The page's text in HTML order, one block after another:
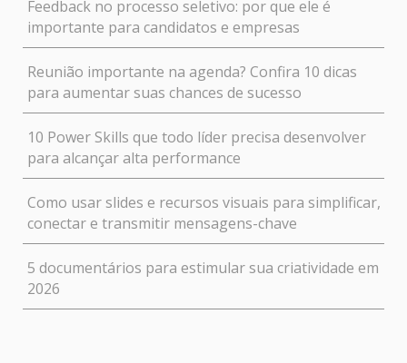
Feedback no processo seletivo: por que ele é
importante para candidatos e empresas
Reunião importante na agenda? Confira 10 dicas
para aumentar suas chances de sucesso
10 Power Skills que todo líder precisa desenvolver
para alcançar alta performance
Como usar slides e recursos visuais para simplificar,
conectar e transmitir mensagens-chave
5 documentários para estimular sua criatividade em
2026